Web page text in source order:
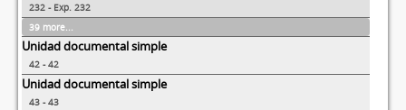
232 - Exp. 232
39 more...
Unidad documental simple
42 - 42
Unidad documental simple
43 - 43